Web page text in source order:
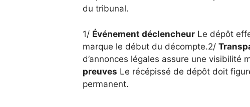
du tribunal.
1/ Événement déclencheurLe dépôt
marque le début du décompte.2/
d’annonces légales assure une visibilité
preuves Le récépissé de dépôt doit
permanent.